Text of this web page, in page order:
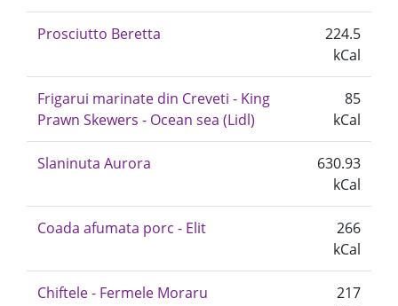
Prosciutto Beretta
224.5
kCal
Frigarui marinate din Creveti - King
Prawn Skewers - Ocean sea (Lidl)
85
kCal
Slaninuta Aurora
630.93
kCal
Coada afumata porc - Elit
266
kCal
Chiftele - Fermele Moraru
217